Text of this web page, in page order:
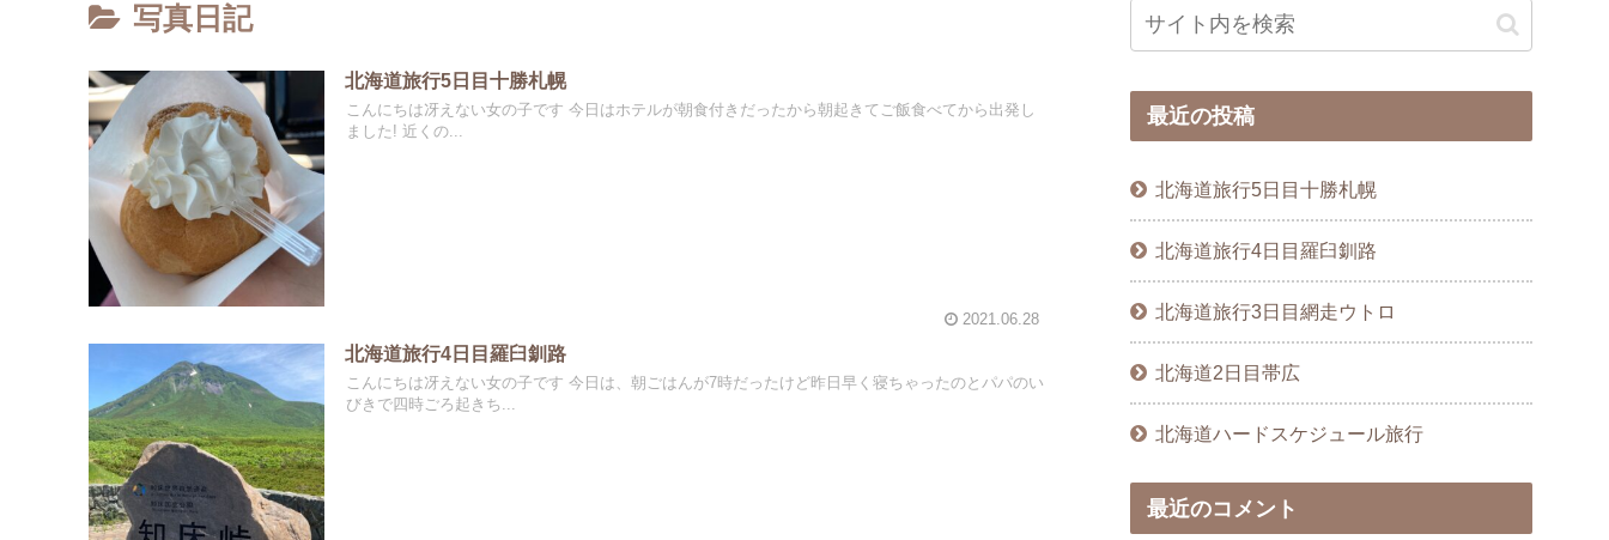
写真日記
北海道旅行5日目十勝札幌
こんにちは冴えない女の子です 今日はホテルが朝食付きだったから朝起きてご飯食べてから出発し
ました! 近くの...
2021.06.28
北海道旅行4日目羅臼釧路
こんにちは冴えない女の子です 今日は、朝ごはんが7時だったけど昨日早く寝ちゃったのとパパのい
びきで四時ごろ起きち...
最近の投稿
北海道旅行5日目十勝札幌
北海道旅行4日目羅臼釧路
北海道旅行3日目網走ウトロ
北海道2日目帯広
北海道ハードスケジュール旅行
最近のコメント